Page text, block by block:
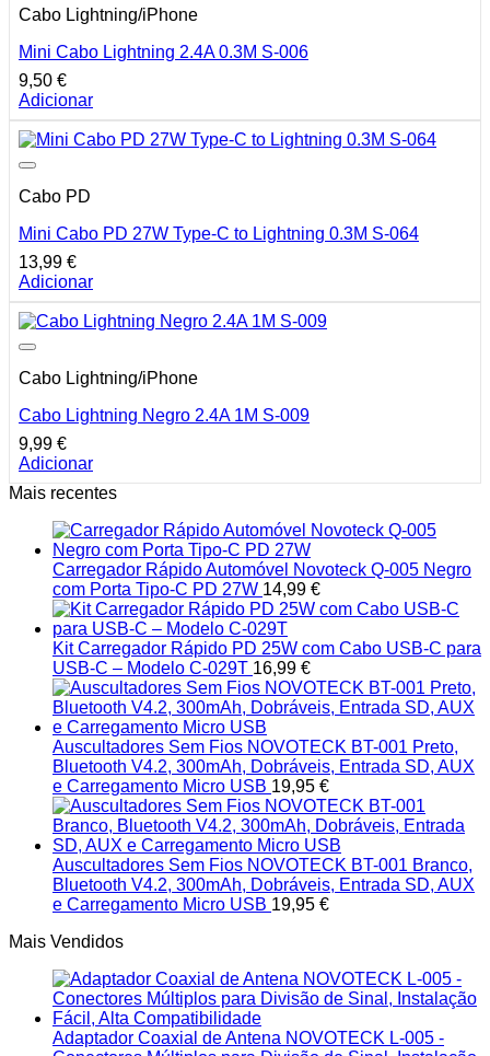
Cabo Lightning/iPhone
Mini Cabo Lightning 2.4A 0.3M S-006
9,50 €
Adicionar
Cabo PD
Mini Cabo PD 27W Type-C to Lightning 0.3M S-064
13,99 €
Adicionar
Cabo Lightning/iPhone
Cabo Lightning Negro 2.4A 1M S-009
9,99 €
Adicionar
Mais recentes
Carregador Rápido Automóvel Novoteck Q-005 Negro
com Porta Tipo-C PD 27W 14,99 €
Kit Carregador Rápido PD 25W com Cabo USB-C para
USB-C – Modelo C-029T 16,99 €
Auscultadores Sem Fios NOVOTECK BT-001 Preto,
Bluetooth V4.2, 300mAh, Dobráveis, Entrada SD, AUX
e Carregamento Micro USB 19,95 €
Auscultadores Sem Fios NOVOTECK BT-001 Branco,
Bluetooth V4.2, 300mAh, Dobráveis, Entrada SD, AUX
e Carregamento Micro USB 19,95 €
Mais Vendidos
Adaptador Coaxial de Antena NOVOTECK L-005 -